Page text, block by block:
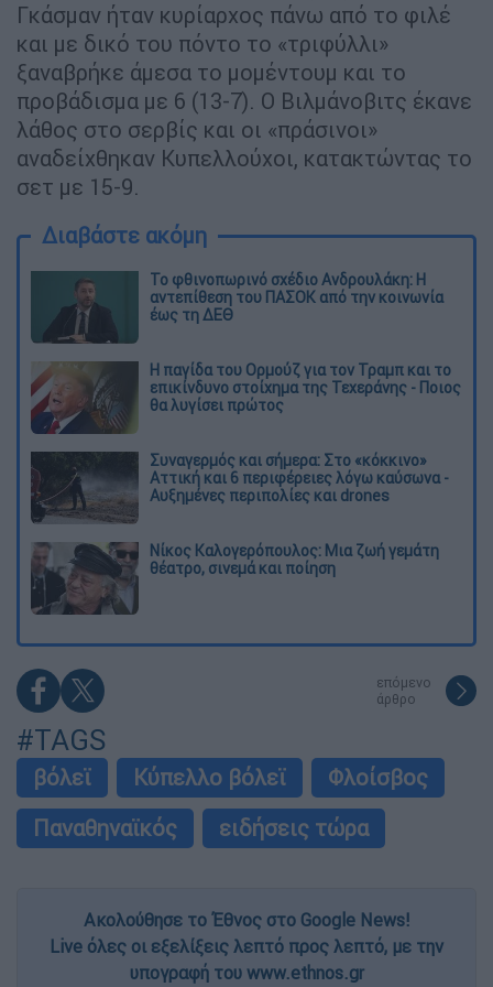
Γκάσμαν ήταν κυρίαρχος πάνω από το φιλέ
και με δικό του πόντο το «τριφύλλι»
ξαναβρήκε άμεσα το μομέντουμ και το
προβάδισμα με 6 (13-7). Ο Βιλμάνοβιτς έκανε
λάθος στο σερβίς και οι «πράσινοι»
αναδείχθηκαν Κυπελλούχοι, κατακτώντας το
σετ με 15-9.
Διαβάστε ακόμη
Το φθινοπωρινό σχέδιο Ανδρουλάκη: Η
αντεπίθεση του ΠΑΣΟΚ από την κοινωνία
έως τη ΔΕΘ
Η παγίδα του Ορμούζ για τον Τραμπ και το
επικίνδυνο στοίχημα της Τεχεράνης - Ποιος
θα λυγίσει πρώτος
Συναγερμός και σήμερα: Στο «κόκκινο»
Αττική και 6 περιφέρειες λόγω καύσωνα -
Αυξημένες περιπολίες και drones
Νίκος Καλογερόπουλος: Μια ζωή γεμάτη
θέατρο, σινεμά και ποίηση
επόμενο
άρθρο
#TAGS
βόλεϊ Κύπελλο βόλεϊ
Φλοίσβος
Παναθηναϊκός
ειδήσεις τώρα
Ακολούθησε το Έθνος στο Google News!
Live όλες οι εξελίξεις λεπτό προς λεπτό, με την
υπογραφή του www.ethnos.gr